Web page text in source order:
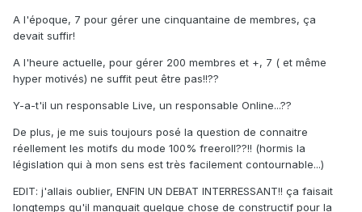
A l'époque, 7 pour gérer une cinquantaine de membres, ça
devait suffir!
A l'heure actuelle, pour gérer 200 membres et +, 7 ( et même
hyper motivés) ne suffit peut être pas!!??
Y-a-t'il un responsable Live, un responsable Online...??
De plus, je me suis toujours posé la question de connaitre
réellement les motifs du mode 100% freeroll??!! (hormis la
législation qui à mon sens est très facilement contournable...)
EDIT: j'allais oublier, ENFIN UN DEBAT INTERRESSANT!! ça faisait
longtemps qu'il manquait quelque chose de constructif pour la